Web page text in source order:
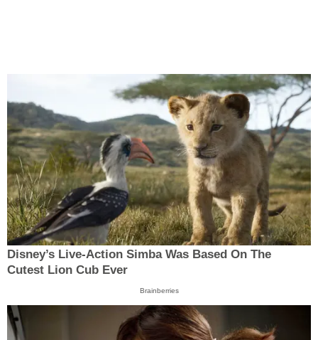
Disney’s Live-Action Simba Was Based On The
Cutest Lion Cub Ever
Brainberries